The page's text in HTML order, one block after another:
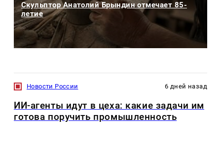
Скульптор Анатолий Брындин отмечает 85-
летие
Новости России 6 дней назад
ИИ-агенты идут в цеха: какие задачи им
готова поручить промышленность